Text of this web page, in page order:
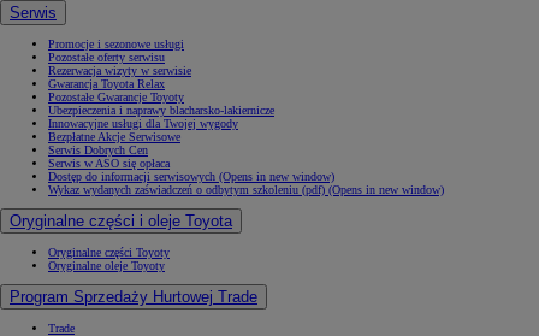
Serwis
Promocje i sezonowe usługi
Pozostałe oferty serwisu
Rezerwacja wizyty w serwisie
Gwarancja Toyota Relax
Pozostałe Gwarancje Toyoty
Ubezpieczenia i naprawy blacharsko-lakiernicze
Innowacyjne usługi dla Twojej wygody
Bezpłatne Akcje Serwisowe
Serwis Dobrych Cen
Serwis w ASO się opłaca
Dostęp do informacji serwisowych (Opens in new window)
Wykaz wydanych zaświadczeń o odbytym szkoleniu (pdf) (Opens in new window)
Oryginalne części i oleje Toyota
Oryginalne części Toyoty
Oryginalne oleje Toyoty
Program Sprzedaży Hurtowej Trade
Trade